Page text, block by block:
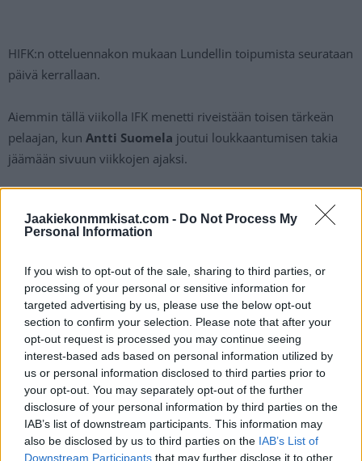
Jaakiekonmmkisat.com - Do Not Process My
Personal Information
If you wish to opt-out of the sale, sharing to third parties, or
processing of your personal or sensitive information for
targeted advertising by us, please use the below opt-out
section to confirm your selection. Please note that after your
opt-out request is processed you may continue seeing
interest-based ads based on personal information utilized by
us or personal information disclosed to third parties prior to
your opt-out. You may separately opt-out of the further
disclosure of your personal information by third parties on the
IAB’s list of downstream participants. This information may
also be disclosed by us to third parties on the IAB’s List of
Downstream Participants that may further disclose it to other
HIFK:n otteluennakon mukaan Lundellin toipumista seurataan
päivä kerrallaan.
Aiemmin tällä viikolla IFK menetti riveistään toisen tärkeän
pelaajan, kun Antti Suomela joutui loukkaantumisen takia
jäämään sivuun viikkojen ajaksi.
Sairastuvan ovi käy IFK:n kannalta onneksi myös toiseen
suuntaan, kun puolustajaJoonas Lyytinentekee illalla
Viiden ottelun Liiga-kierros alkaa tänään kello 18:30.
Edellinen artikkeli Seuraava artikkeli